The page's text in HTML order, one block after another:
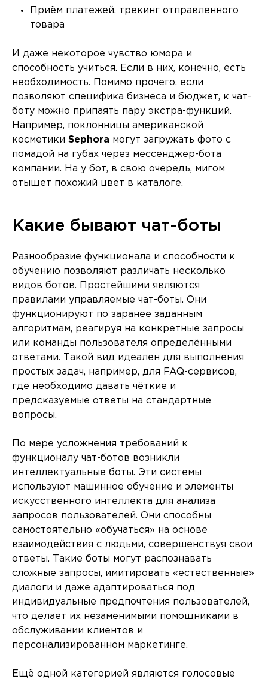
Приём платежей, трекинг отправленного
товара
И даже некоторое чувство юмора и
способность учиться. Если в них, конечно, есть
необходимость. Помимо прочего, если
позволяют специфика бизнеса и бюджет, к чат-
боту можно припаять пару экстра-функций.
Например, поклонницы американской
косметики Sephora могут загружать фото с
помадой на губах через мессенджер-бота
компании. На у бот, в свою очередь, мигом
отыщет похожий цвет в каталоге.
Какие бывают чат-боты
Разнообразие функционала и способности к
обучению позволяют различать несколько
видов ботов. Простейшими являются
правилами управляемые чат-боты. Они
функционируют по заранее заданным
алгоритмам, реагируя на конкретные запросы
или команды пользователя определёнными
ответами. Такой вид идеален для выполнения
простых задач, например, для FAQ-сервисов,
где необходимо давать чёткие и
предсказуемые ответы на стандартные
вопросы.
По мере усложнения требований к
функционалу чат-ботов возникли
интеллектуальные боты. Эти системы
используют машинное обучение и элементы
искусственного интеллекта для анализа
запросов пользователей. Они способны
самостоятельно «обучаться» на основе
взаимодействия с людьми, совершенствуя свои
ответы. Такие боты могут распознавать
сложные запросы, имитировать «естественные»
диалоги и даже адаптироваться под
индивидуальные предпочтения пользователей,
что делает их незаменимыми помощниками в
обслуживании клиентов и
персонализированном маркетинге.
Ещё одной категорией являются голосовые